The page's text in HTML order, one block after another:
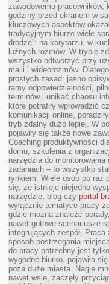
zawodowemu pracowników,
godziny przed ekranem w
kluczowych aspektów
tradycyjnym biurze wiele
drodze”: na korytarzu, w
luźnych rozmów. W trybie
wszystko odtworzyć przy
maili i wideorozmów.
prostych zasad: jasno
ramy odpowiedzialności,
terminów i unikać chaosu
które potrafiły wprowadzić
komunikacji online,
tryb zdalny dużo lepiej. W
pojawiły się także nowe
Coaching produktywności
domu, szkolenia z
narzędzia do
zadaniach – to wszystko
rynkiem. Wiele osób po raz
się, że istnieje niejedno
narzędzie, blog czy portal
wyłącznie tematyce pracy
gdzie można znaleźć
nawet gotowe scenariusze
integrujących zespół. Praca
sposób postrzegania
do pracy potrzebny jest
wygodne biurko, pojawiła
poza duże miasta. Nagle
nawet wsie, zaczęły